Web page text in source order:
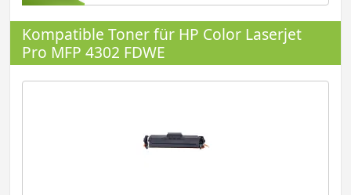
Kompatible Toner für HP Color Laserjet
Pro MFP 4302 FDWE